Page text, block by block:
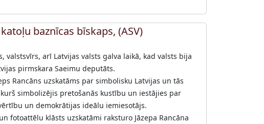
baznīcas bīskaps, (ASV)
valstsvīrs, arī Latvijas valsts galva laikā, kad valsts bija
pirmskara Saeimu deputāts.
Rancāns uzskatāms par simbolisku Latvijas un tās
simbolizējis pretošanās kustību un iestājies par
un demokrātijas ideālu iemiesotājs.
fotoattēlu klāsts uzskatāmi raksturo Jāzepa Rancāna